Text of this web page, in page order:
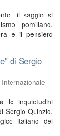
il saggio si
pomiliano.
e il pensiero
di Sergio
le inquietudini
Sergio Quinzio,
italiano del